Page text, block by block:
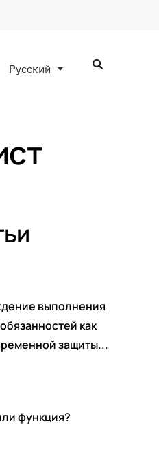
Русский
выполнения
как
защиты...
функция?